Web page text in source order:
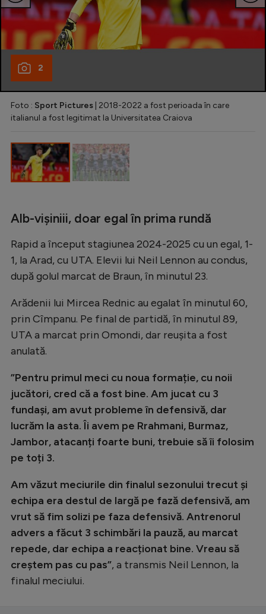
2
Foto : Sport Pictures | 2018-2022 a fost perioada în care
italianul a fost legitimat la Universitatea Craiova
Alb-vișiniii, doar egal în prima rundă
Rapid a început stagiunea 2024-2025 cu un egal, 1-
1, la Arad, cu UTA. Elevii lui Neil Lennon au condus,
după golul marcat de Braun, în minutul 23.
Arădenii lui Mircea Rednic au egalat în minutul 60,
prin Cîmpanu. Pe final de partidă, în minutul 89,
UTA a marcat prin Omondi, dar reușita a fost
anulată.
”Pentru primul meci cu noua formație, cu noii
jucători, cred că a fost bine. Am jucat cu 3
fundași, am avut probleme în defensivă, dar
lucrăm la asta. Îi avem pe Rrahmani, Burmaz,
Jambor, atacanți foarte buni, trebuie să îi folosim
pe toți 3.
Am văzut meciurile din finalul sezonului trecut și
echipa era destul de largă pe fază defensivă, am
vrut să fim solizi pe faza defensivă. Antrenorul
advers a făcut 3 schimbări la pauză, au marcat
repede, dar echipa a reacționat bine. Vreau să
creștem pas cu pas”, a transmis Neil Lennon, la
finalul meciului.